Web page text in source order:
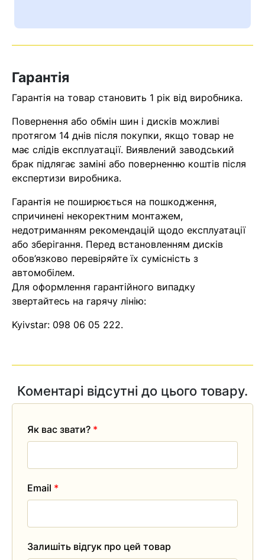
Помилка:
Оператор зв’яжеться з вами
найближчим часом
Гарантія
Гарантія на товар становить 1 рік від виробника.
Повернення або обмін шин і дисків можливі
протягом 14 днів після покупки, якщо товар не
має слідів експлуатації. Виявлений заводський
брак підлягає заміні або поверненню коштів після
експертизи виробника.
Гарантія не поширюється на пошкодження,
спричинені некоректним монтажем,
недотриманням рекомендацій щодо експлуатації
або зберігання. Перед встановленням дисків
обов’язково перевіряйте їх сумісність з
автомобілем.
Для оформлення гарантійного випадку
звертайтесь на гарячу лінію:
Kyivstar: 098 06 05 222.
Коментарі відсутні до цього товару.
Залишіть відгук про цей товар
Як вас звати? *
Email *